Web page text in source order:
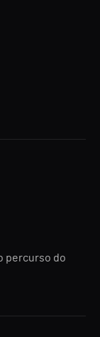
percurso do